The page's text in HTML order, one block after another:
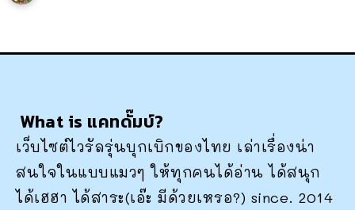
What is แคทดั๊มบ์?
เว็บไซต์ไวรัลรุ่นบุกเบิกของไทย เล่าเรื่องน่า
สนใจในแบบแมวๆ ให้ทุกคนได้อ่าน ได้สนุก
ได้เฮฮา ได้สาระ(เอ๊ะ มีด้วยเหรอ?) since. 2014